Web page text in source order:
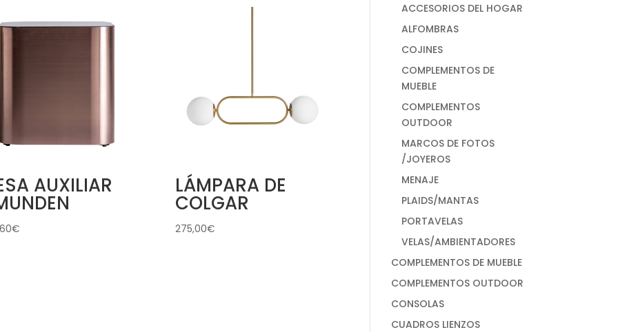
AUXILIAR
€
LÁMPARA DE
COLGAR
275,00€
ACCESORIOS DEL HOGAR
ALFOMBRAS
COJINES
COMPLEMENTOS DE
MUEBLE
COMPLEMENTOS
OUTDOOR
MARCOS DE FOTOS
/JOYEROS
MENAJE
PLAIDS/MANTAS
PORTAVELAS
VELAS/AMBIENTADORES
COMPLEMENTOS DE MUEBLE
COMPLEMENTOS OUTDOOR
CONSOLAS
CUADROS LIENZOS